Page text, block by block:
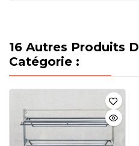
16 Autres Produits
Catégorie :